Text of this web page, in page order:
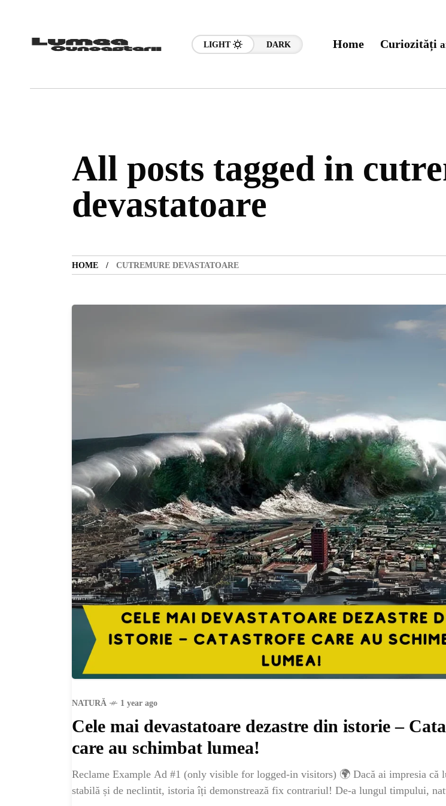
LIGHT DARK Home Curiozități
All posts tagged in
devastatoare
HOME CUTREMURE DEVASTATOARE
NATURĂ 1 year ago
Cele mai devastatoare dezastre din istorie –
care au schimbat lumea!
Reclame Example Ad #1 (only visible for logged-in visitors) 🌍 Dacă ai impresia că
stabilă și de neclintit, istoria îți demonstrează fix contrariul! De-a lungul timpului,